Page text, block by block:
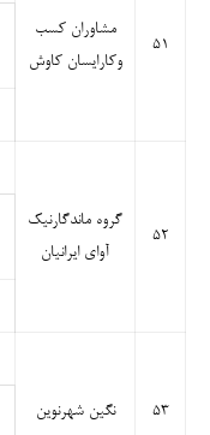
۵۱
مشاوران کسب
وکارایسان کاوش
۵۲
گروه ماندگارنیک
آوای ایرانیان
۵۳ نگین شهرنوین